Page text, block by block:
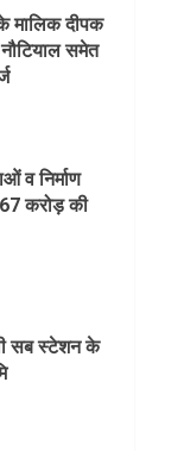
मालिक दीपक
समेत
व निर्माण
करोड़ की
सब स्टेशन के